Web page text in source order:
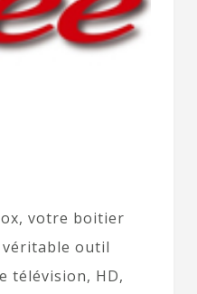
votre boitier
outil
télévision, HD,